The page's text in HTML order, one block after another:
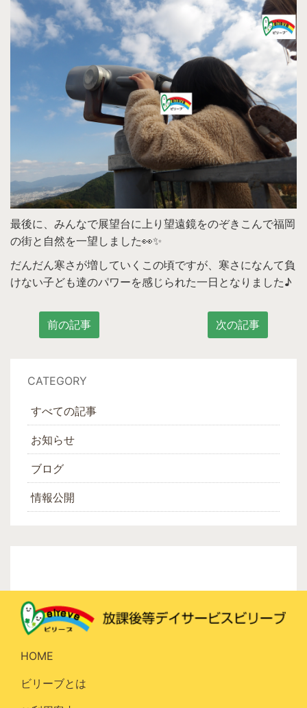
最後に、みんなで展望台に上り望遠鏡をのぞきこんで福岡
の街と自然を一望しました👀✨
だんだん寒さが増していくこの頃ですが、寒さになんて負
けない子ども達のパワーを感じられた一日となりました♪
前の記事 次の記事
CATEGORY
すべての記事
お知らせ
ブログ
情報公開
HOME
ビリーブとは